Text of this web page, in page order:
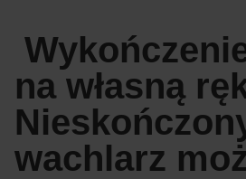
na własną
wachlarz